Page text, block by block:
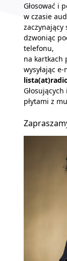
Głosować i
w czasie
zaczynający
dzwoniąc
telefonu,
na kartkach
wysyłając
płytami z